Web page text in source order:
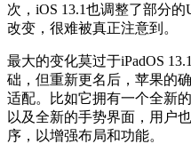
次，iOS 13.1也调整了部分
改变，很难被真正注意到。
最大的变化莫过于iPadOS
础，但重新更名后，苹果的
适配。比如它拥有一个全新
以及全新的手势界面，用户
序，以增强布局和功能。